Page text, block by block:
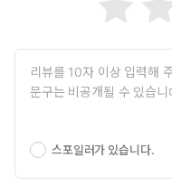
스포일러가 있습니다.